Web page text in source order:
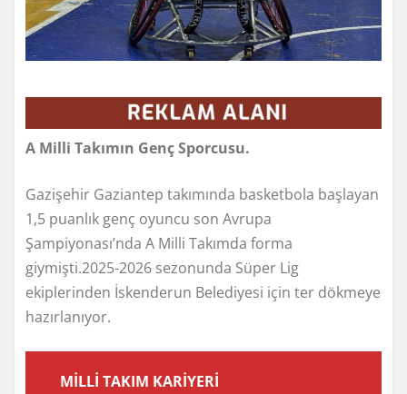
A Milli Takımın Genç Sporcusu.
Gazişehir Gaziantep takımında basketbola başlayan
1,5 puanlık genç oyuncu son Avrupa
Şampiyonası’nda A Milli Takımda forma
giymişti.2025-2026 sezonunda Süper Lig
ekiplerinden İskenderun Belediyesi için ter dökmeye
hazırlanıyor.
MİLLİ TAKIM KARİYERİ